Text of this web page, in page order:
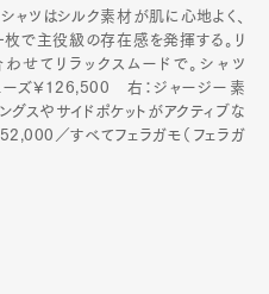
ャツはシルク素材が肌に心地よく、
枚で主役級の存在感を発揮する。リ
せてリラックスムードで。シャツ
ーズ¥126,500 右：ジャージー素
グスやサイドポケットがアクティブな
／すべてフェラガモ（フェラガ